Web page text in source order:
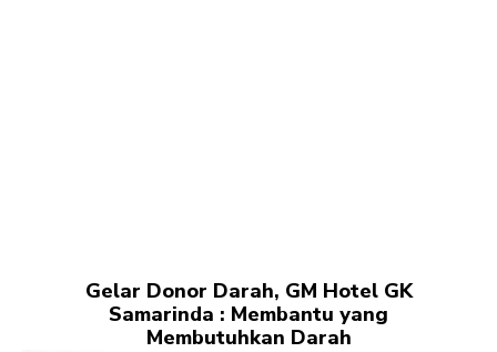
Gelar Donor Darah, GM Hotel GK
Samarinda : Membantu yang
Membutuhkan Darah